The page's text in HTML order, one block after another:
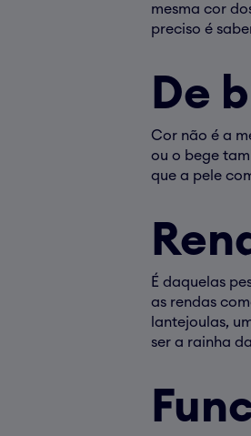
mesma cor
preciso é
De
Cor não é a
ou o bege
que a pele
É daquelas
as rendas
lantejoulas,
ser a rainha